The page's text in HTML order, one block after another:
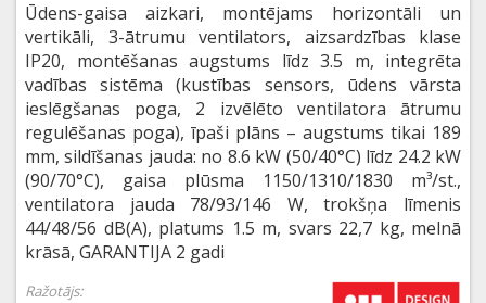
Ūdens-gaisa aizkari, montējams horizontāli un
vertikāli, 3-ātrumu ventilators, aizsardzības klase
IP20, montēšanas augstums līdz 3.5 m, integrēta
vadības sistēma (kustības sensors, ūdens vārsta
ieslēgšanas poga, 2 izvēlēto ventilatora ātrumu
regulēšanas poga), īpaši plāns – augstums tikai 189
mm, sildīšanas jauda: no 8.6 kW (50/40°C) līdz 24.2 kW
(90/70°C), gaisa plūsma 1150/1310/1830 m³/st.,
ventilatora jauda 78/93/146 W, trokšņa līmenis
44/48/56 dB(A), platums 1.5 m, svars 22,7 kg, melnā
krāsā, GARANTIJA 2 gadi
Ražotājs: